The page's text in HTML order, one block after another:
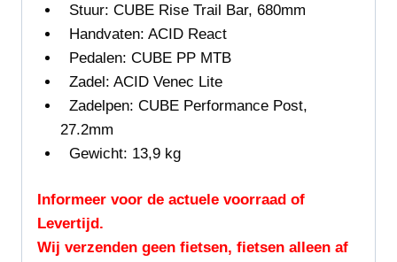
Stuur: CUBE Rise Trail Bar, 680mm
Handvaten: ACID React
Pedalen: CUBE PP MTB
Zadel: ACID Venec Lite
Zadelpen: CUBE Performance Post,
27.2mm
Gewicht: 13,9 kg
Informeer voor de actuele voorraad of
Levertijd.
Wij verzenden geen fietsen, fietsen alleen af